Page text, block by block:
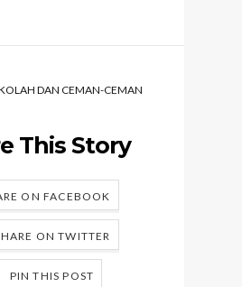
DAN CEMAN-CEMAN
This Story
ON FACEBOOK
ON TWITTER
PIN THIS POST